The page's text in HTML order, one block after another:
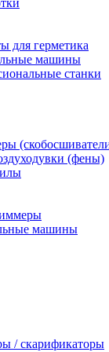
для герметика
машины
станки
(фены)
машины
/ скарификаторы